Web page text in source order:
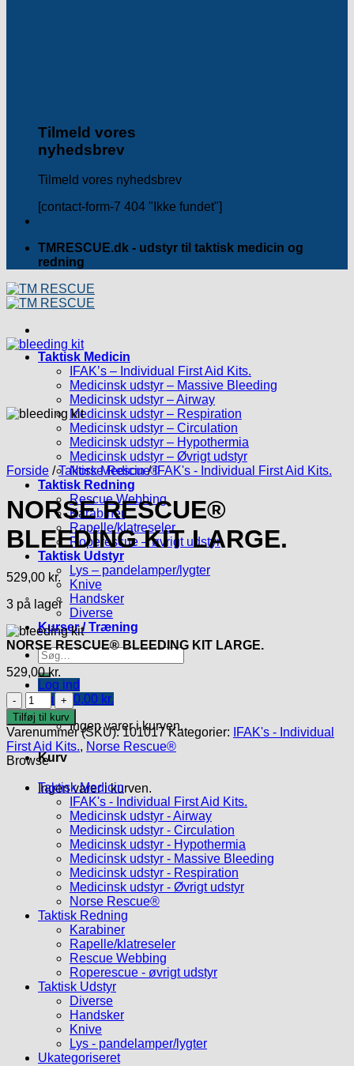
Tilmeld vores
nyhedsbrev
Tilmeld vores nyhedsbrev
[contact-form-7 404 "Ikke fundet"]
TMRESCUE.dk - udstyr til taktisk medicin og
redning
Taktisk Medicin
IFAK’s – Individual First Aid Kits.
Medicinsk udstyr – Massive Bleeding
Medicinsk udstyr – Airway
Medicinsk udstyr – Respiration
Medicinsk udstyr – Circulation
Medicinsk udstyr – Hypothermia
Medicinsk udstyr – Øvrigt udstyr
Norse Rescue®
Taktisk Redning
Rescue Webbing
Karabiner
Rapelle/klatreseler
Roperescue – øvrigt udstyr
Taktisk Udstyr
Lys – pandelamper/lygter
Knive
Handsker
Diverse
Kurser / Træning
Søg
efter:
Log ind
Kurv / 0,00 kr.
Ingen varer i kurven.
Kurv
Ingen varer i kurven.
Forside / Taktisk Medicin / IFAK's - Individual First Aid Kits.
NORSE RESCUE®
BLEEDING KIT LARGE.
529,00 kr.
3 på lager
NORSE RESCUE® BLEEDING KIT LARGE.
529,00kr.
NORSE
RESCUE®
BLEEDING
KIT
LARGE.
antal
Tilføj til kurv
Varenummer (SKU):101017 Kategorier:
IFAK's - Individual
First Aid Kits., Norse Rescue®
Browse
Taktisk Medicin
IFAK's - Individual First Aid Kits.
Medicinsk udstyr - Airway
Medicinsk udstyr - Circulation
Medicinsk udstyr - Hypothermia
Medicinsk udstyr - Massive Bleeding
Medicinsk udstyr - Respiration
Medicinsk udstyr - Øvrigt udstyr
Norse Rescue®
Taktisk Redning
Karabiner
Rapelle/klatreseler
Rescue Webbing
Roperescue - øvrigt udstyr
Taktisk Udstyr
Diverse
Handsker
Knive
Lys - pandelamper/lygter
Ukategoriseret